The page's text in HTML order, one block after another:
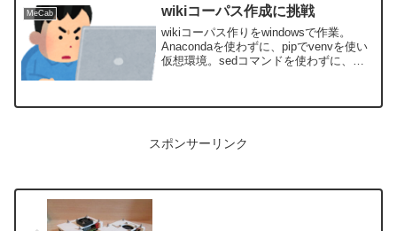
MeCab wikiコーパス作成に挑戦
wikiコーパス作りをwindowsで作業。
Anacondaを使わずに、pipでvenvを使い
仮想環境。sedコマンドを使わずに、何
よいでしょう。
スポンサーリンク